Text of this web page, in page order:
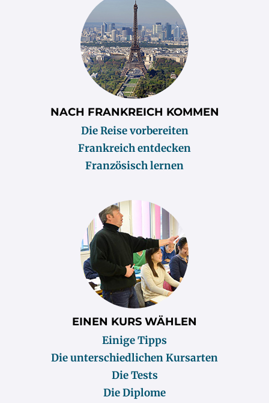
NACH FRANKREICH KOMMEN
Die Reise vorbereiten
Frankreich entdecken
Französisch lernen
EINEN KURS WÄHLEN
Einige Tipps
Die unterschiedlichen Kursarten
Die Tests
Die Diplome